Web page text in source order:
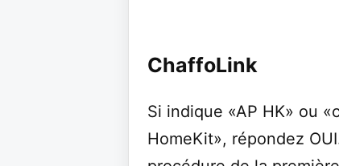
ChaffoLink
Si indique «AP HK» ou
HomeKit», répondez